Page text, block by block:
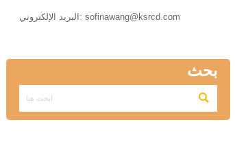
البريد الإلكتروني: sofinawang@ksrcd.com
بحث
